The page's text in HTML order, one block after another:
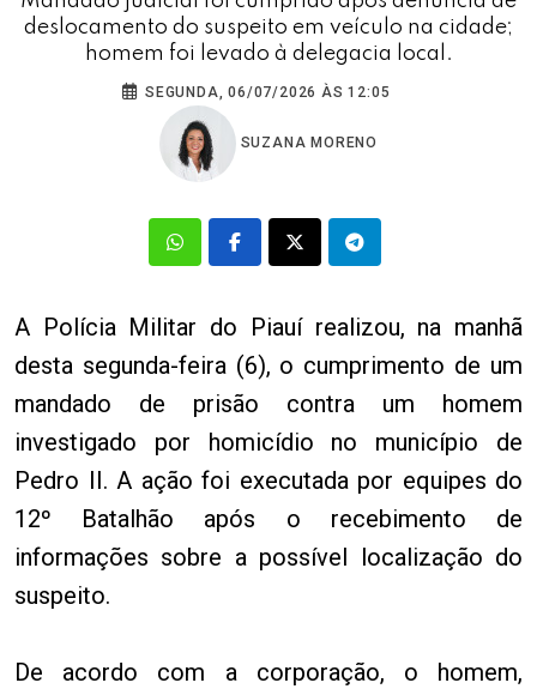
deslocamento do suspeito em veículo na cidade;
homem foi levado à delegacia local.
SEGUNDA, 06/07/2026 ÀS 12:05
SUZANA MORENO
A Polícia Militar do Piauí realizou, na manhã
desta segunda-feira (6), o cumprimento de um
mandado de prisão contra um homem
investigado por homicídio no município de
Pedro II. A ação foi executada por equipes do
12º Batalhão após o recebimento de
informações sobre a possível localização do
suspeito.
De acordo com a corporação, o homem,